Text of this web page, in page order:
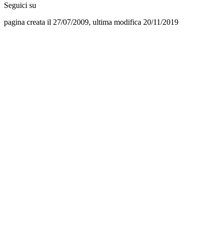
Seguici su
pagina creata il 27/07/2009, ultima modifica 20/11/2019